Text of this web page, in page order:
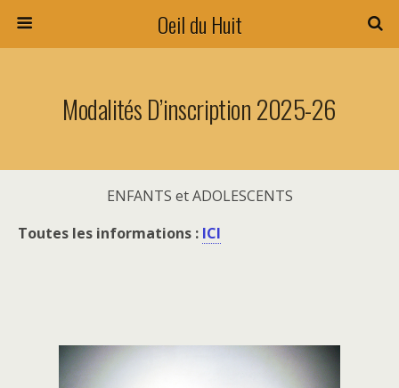
Oeil du Huit
Modalités D’inscription 2025-26
ENFANTS et ADOLESCENTS
Toutes les informations : ICI